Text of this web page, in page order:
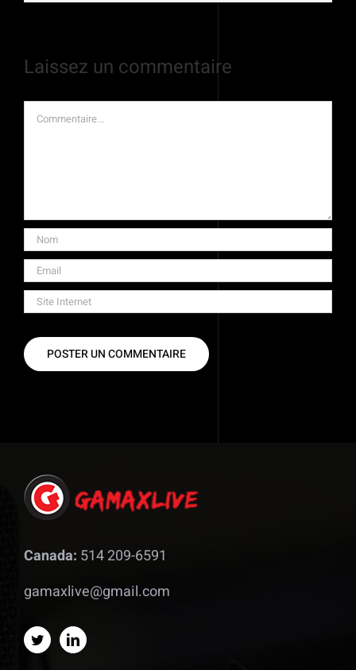
Laissez un commentaire
Commentaire
Canada: 514 209-6591
gamaxlive@gmail.com